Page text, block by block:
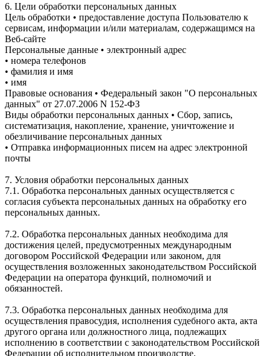
6. Цели обработки персональных данных
Цель обработки • предоставление доступа Пользователю к
сервисам, информации и/или материалам, содержащимся на
Веб-сайте
Персональные данные • электронный адрес
• номера телефонов
• фамилия и имя
• имя
Правовые основания • Федеральный закон "О персональных
данных" от 27.07.2006 N 152-ФЗ
Виды обработки персональных данных • Сбор, запись,
систематизация, накопление, хранение, уничтожение и
обезличивание персональных данных
• Отправка информационных писем на адрес электронной
почты
7. Условия обработки персональных данных
7.1. Обработка персональных данных осуществляется с
согласия субъекта персональных данных на обработку его
персональных данных.
7.2. Обработка персональных данных необходима для
достижения целей, предусмотренных международным
договором Российской Федерации или законом, для
осуществления возложенных законодательством Российской
Федерации на оператора функций, полномочий и
обязанностей.
7.3. Обработка персональных данных необходима для
осуществления правосудия, исполнения судебного акта, акта
другого органа или должностного лица, подлежащих
исполнению в соответствии с законодательством Российской
Федерации об исполнительном производстве.